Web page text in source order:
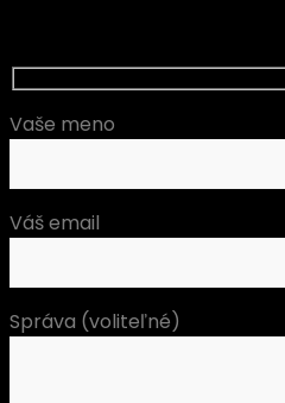
Vaše meno
Váš email
Správa (voliteľné)